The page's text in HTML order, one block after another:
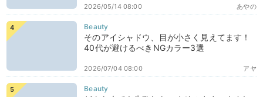
あやの
2026/05/14 08:00
そのアイシャドウ、目が小さく見えてます！
40代が避けるべきNGカラー3選
アヤ
2026/07/04 08:00